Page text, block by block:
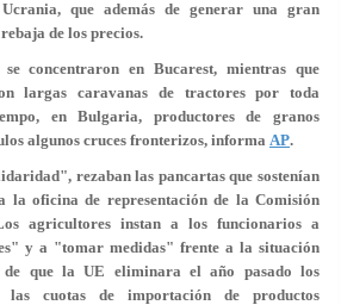
que además de generar una gran
de los precios.
concentraron en Bucarest, mientras que
largas caravanas de tractores por toda
en Bulgaria, productores de granos
algunos cruces fronterizos, informa AP.
, rezaban las pancartas que sostenían
la oficina de representación de la Comisión
agricultores instan a los funcionarios a
y a "tomar medidas" frente a la situación
de que la UE eliminara el año pasadolos
las cuotas de importación de productos